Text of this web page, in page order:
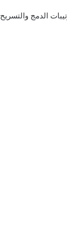
الدمج والتسريح